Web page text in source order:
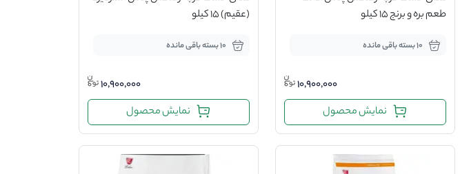
طعم بره و برنج 15 کیلو
10 بسته باقی مانده
10,900,000
نمایش محصول
(عقیم) 15 کیلو
10 بسته باقی مانده
10,900,000
نمایش محصول